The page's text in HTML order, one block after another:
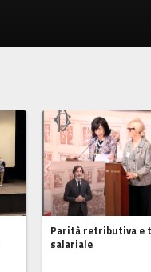
​Parità retributiva e
salariale